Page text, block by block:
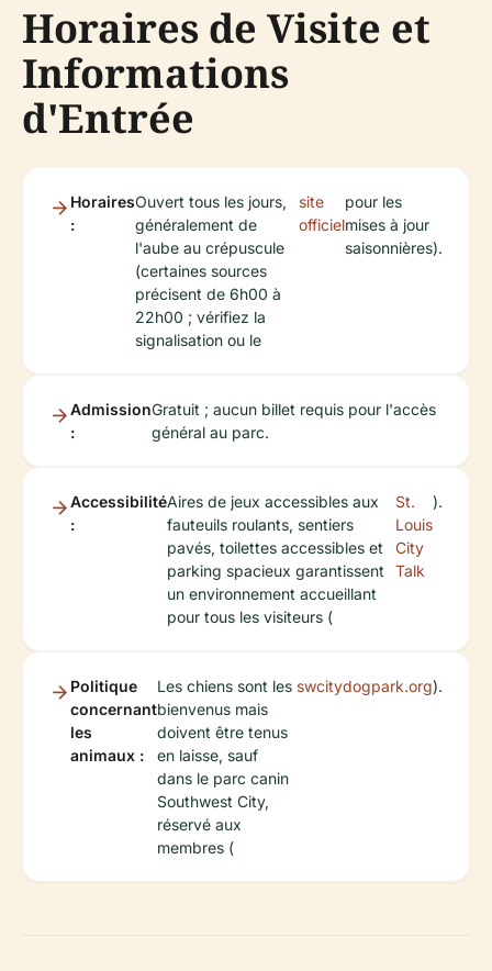
Horaires de Visite et
Informations
d'Entrée
Horaires
:
Ouvert tous les jours,
généralement de
l'aube au crépuscule
(certaines sources
précisent de 6h00 à
22h00 ; vérifiez la
signalisation ou le
site
officiel
pour les
mises à jour
saisonnières).
Admission
:
Gratuit ; aucun billet requis pour l'accès
général au parc.
Accessibilité
:
Aires de jeux accessibles aux
fauteuils roulants, sentiers
pavés, toilettes accessibles et
parking spacieux garantissent
un environnement accueillant
pour tous les visiteurs (
St.
Louis
City
Talk
).
Politique
concernant
les
animaux :
Les chiens sont les
bienvenus mais
doivent être tenus
en laisse, sauf
dans le parc canin
Southwest City,
réservé aux
membres (
swcitydogpark.org).